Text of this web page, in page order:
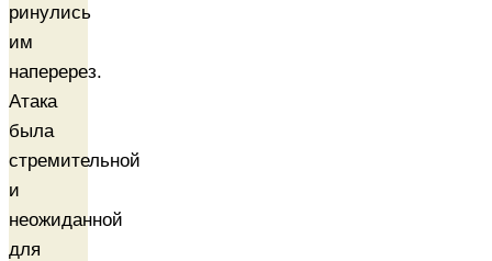
ринулись
им
наперерез.
Атака
была
стремительной
и
неожиданной
для